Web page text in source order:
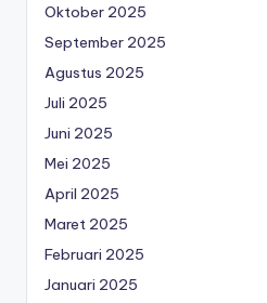
Oktober 2025
September 2025
Agustus 2025
Juli 2025
Juni 2025
Mei 2025
April 2025
Maret 2025
Februari 2025
Januari 2025